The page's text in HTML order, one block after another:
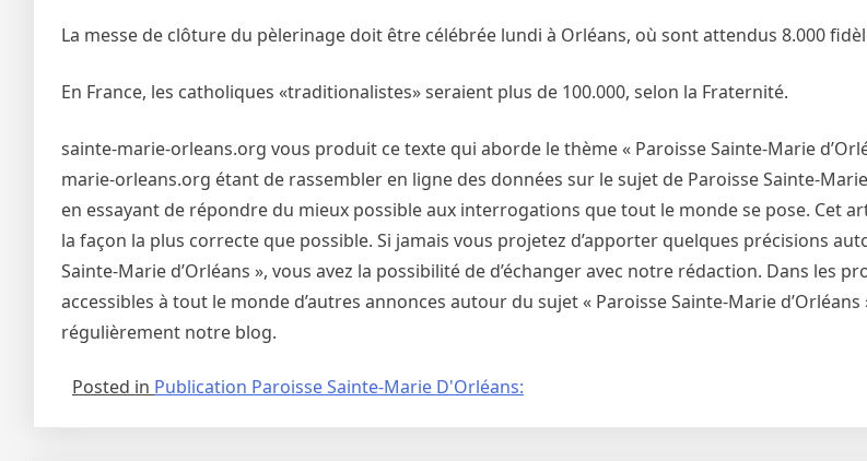
La messe de clôture du pèlerinage doit être célébrée lundi à Orléans, où sont attendus 8.000
En France, les catholiques «traditionalistes» seraient plus de 100.000, selon la Fraternité.
sainte-marie-orleans.org vous produit ce texte qui aborde le thème « Paroisse Sainte-Marie
marie-orleans.org étant de rassembler en ligne des données sur le sujet de Paroisse Sainte-
en essayant de répondre du mieux possible aux interrogations que tout le monde se pose. Cet
la façon la plus correcte que possible. Si jamais vous projetez d’apporter quelques précisions
Sainte-Marie d’Orléans », vous avez la possibilité de d’échanger avec notre rédaction. Dans les
accessibles à tout le monde d’autres annonces autour du sujet « Paroisse Sainte-Marie d’Orléans
régulièrement notre blog.
Posted in Publication Paroisse Sainte-Marie D'Orléans: